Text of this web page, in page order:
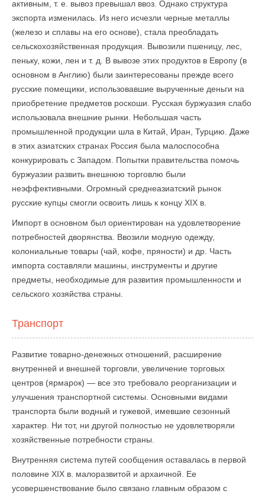
активным, т. е. вывоз превышал ввоз. Однако структура
экспорта изменилась. Из него исчезли черные металлы
(железо и сплавы на его основе), стала преобладать
сельскохозяйственная продукция. Вывозили пшеницу, лес,
пеньку, кожи, лен и т. д. В вывозе этих продуктов в Европу (в
основном в Англию) были заинтересованы прежде всего
русские помещики, использовавшие вырученные деньги на
приобретение предметов роскоши. Русская буржуазия слабо
использовала внешние рынки. Небольшая часть
промышленной продукции шла в Китай, Иран, Турцию. Даже
в этих азиатских странах Россия была малоспособна
конкурировать с Западом. Попытки правительства помочь
буржуазии развить внешнюю торговлю были
неэффективными. Огромный среднеазиатский рынок
русские купцы смогли освоить лишь к концу XIX в.
Импорт в основном был ориентирован на удовлетворение
потребностей дворянства. Ввозили модную одежду,
колониальные товары (чай, кофе, пряности) и др. Часть
импорта составляли машины, инструменты и другие
предметы, необходимые для развития промышленности и
сельского хозяйства страны.
Транспорт
Развитие товарно-денежных отношений, расширение
внутренней и внешней торговли, увеличение торговых
центров (ярмарок) — все это требовало реорганизации и
улучшения транспортной системы. Основными видами
транспорта были водный и гужевой, имевшие сезонный
характер. Ни тот, ни другой полностью не удовлетворяли
хозяйственные потребности страны.
Внутренняя система путей сообщения оставалась в первой
половине XIX в. малоразвитой и архаичной. Ее
усовершенствование было связано главным образом с